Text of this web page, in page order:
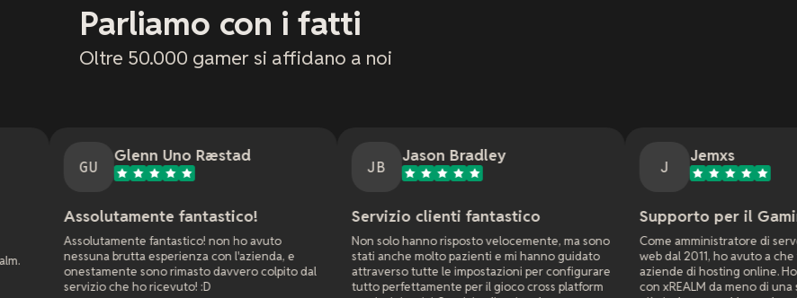
Parliamo con i fatti
Oltre 50.000 gamer si affidano a noi
Glenn Uno Ræstad
fantastico!
fantastico! non ho avuto
brutta esperienza con l'azienda, e
sono rimasto davvero colpito dal
che ho ricevuto! :D
Jason Bradley
Servizio clienti fantastico
Non solo hanno risposto velocemente, ma sono
stati anche molto pazienti e mi hanno guidato
attraverso tutte le impostazioni per configurare
tutto perfettamente per il gioco cross platform
Supporto per il Gaming Online
Come amministratore di server di gioco e siti
web dal 2011, ho avuto a che fare con molte
aziende di hosting online. Ho un server di gioco
con xREALM da meno di una settimana e hanno